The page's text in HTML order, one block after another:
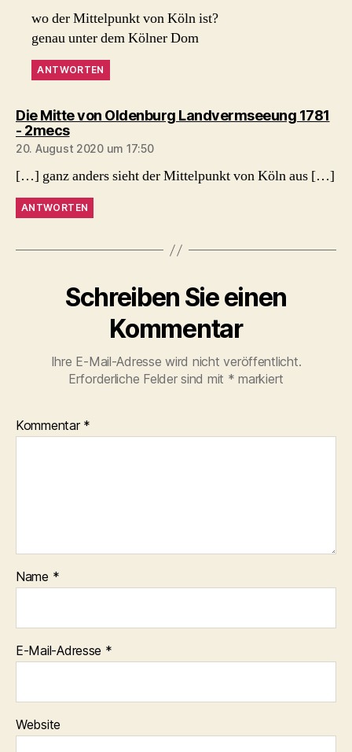
wo der Mittelpunkt von Köln ist?
genau unter dem Kölner Dom
ANTWORTEN
Die Mitte von Oldenburg Landvermseeung 1781
- 2mecssagt:
20. August 2020 um 17:50
[…] ganz anders sieht der Mittelpunkt von Köln aus […]
ANTWORTEN
Schreiben Sie einen
Kommentar
Ihre E-Mail-Adresse wird nicht veröffentlicht.
Erforderliche Felder sind mit * markiert
Kommentar *
Name *
E-Mail-Adresse *
Website